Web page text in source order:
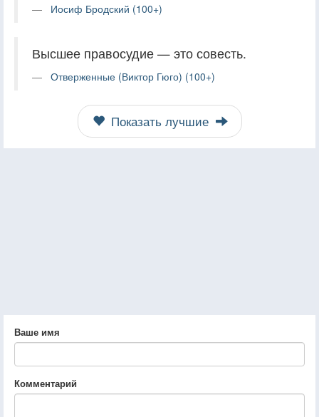
Иосиф Бродский (100+)
Высшее правосудие — это совесть.
Отверженные (Виктор Гюго) (100+)
Показать лучшие
Ваше имя
Комментарий